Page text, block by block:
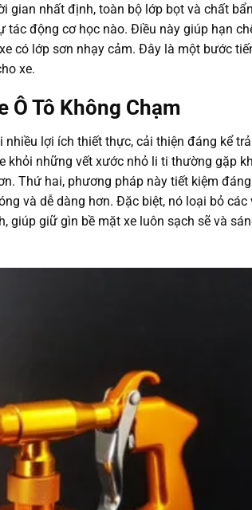
gian nhất định, toàn bộ lớp bọt và chất
động cơ học nào. Điều này giúp hạn
có lớp sơn nhạy cảm. Đây là một bước
xe.
Ô Tô Không Chạm
nhiều lợi ích thiết thực, cải thiện đáng kể
khỏi những vết xước nhỏ li ti thường gặp
Thứ hai, phương pháp này tiết kiệm
và dễ dàng hơn. Đặc biệt, nó loại bỏ các
giúp giữ gìn bề mặt xe luôn sạch sẽ và